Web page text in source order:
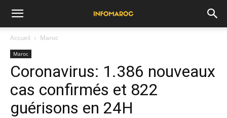
Accueil Maroc
Maroc
Coronavirus: 1.386 nouveaux
cas confirmés et 822
guérisons en 24H